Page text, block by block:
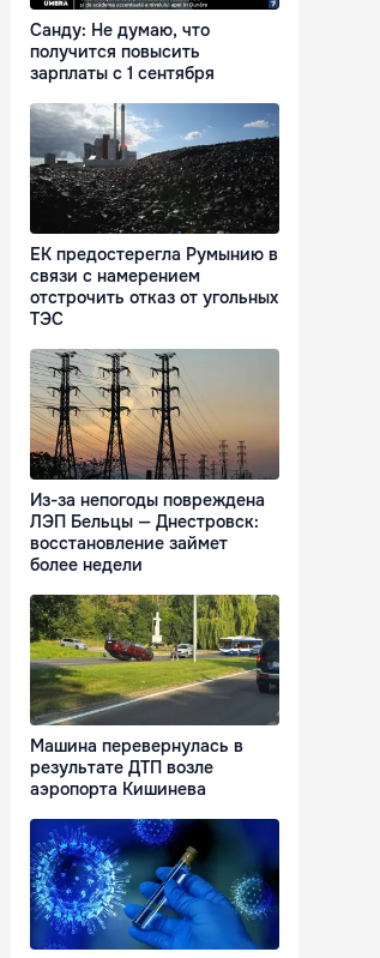
Санду: Не думаю, что
получится повысить
зарплаты с 1 сентября
ЕК предостерегла Румынию в
связи с намерением
отстрочить отказ от угольных
ТЭС
Из-за непогоды повреждена
ЛЭП Бельцы — Днестровск:
восстановление займет
более недели
Машина перевернулась в
результате ДТП возле
аэропорта Кишинева